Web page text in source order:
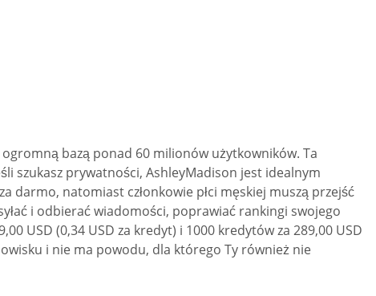
bazą ponad 60 milionów użytkowników. Ta
szukasz prywatności, AshleyMadison jest idealnym
darmo, natomiast członkowie płci męskiej muszą przejść
i odbierać wiadomości, poprawiać rankingi swojego
USD (0,34 USD za kredyt) i 1000 kredytów za 289,00 USD
i nie ma powodu, dla którego Ty również nie